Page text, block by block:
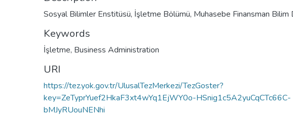
Sosyal Bilimler Enstitüsü, İşletme Bölümü, Muhasebe Finansman Bilim
Keywords
İşletme, Business Administration
URI
https://tez.yok.gov.tr/UlusalTezMerkezi/TezGoster?
key=ZeTyprYuef2HkaF3xt4wYq1EjWY0o-HSnig1c5A2yuCqCTc66C-
bMJyRUouNENhi